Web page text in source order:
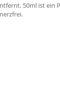
50ml ist